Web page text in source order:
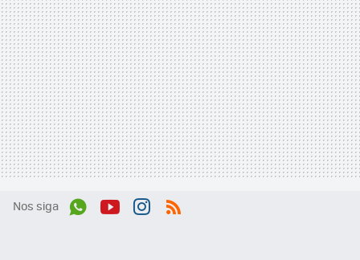
Nos siga